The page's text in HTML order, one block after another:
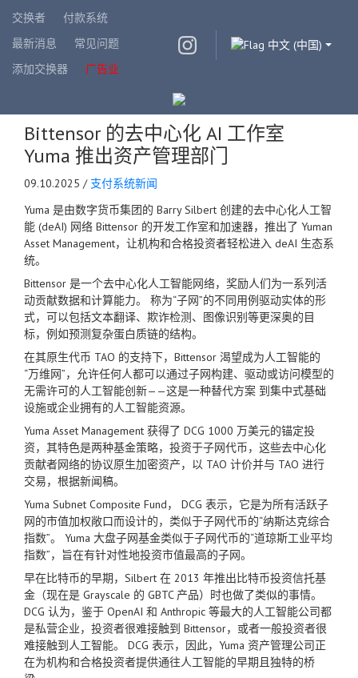
交换者
付款系统
最新消息
常见问题
添加交换器
广告业
中文 (中国)
Bittensor 的去中心化 AI 工作室
Yuma 推出资产管理部门
09.10.2025 / 支付系统新闻
Yuma 是由数字货币集团的 Barry Silbert 创建的去中心化人工智
能 (deAI) 网络 Bittensor 的开发工作室和加速器，推出了 Yuman
Asset Management，让机构和合格投资者轻松进入 deAI 生态系
统。
Bittensor 是一个去中心化人工智能网络，奖励人们为一系列活
动贡献数据和计算能力。 称为“子网”的不同用例驱动实体的形
式，可以包括文本翻译、欺诈检测、图像识别等更深奥的目
标，例如预测复杂蛋白质链的结构。
在其原生代币 TAO 的支持下，Bittensor 渴望成为人工智能的
“万维网”，允许任何人都可以通过子网构建、驱动或访问模型的
无需许可的人工智能创新——这是一种替代方案 到集中式基础
设施或企业拥有的人工智能资源。
Yuma Asset Management 获得了 DCG 1000 万美元的锚定投
资，其特色是两种基金策略，投资于子网代币，这些去中心化
贡献者网络的协议原生加密资产，以 TAO 计价并与 TAO 进行
交易，根据新闻稿。
Yuma Subnet Composite Fund， DCG 表示，它是为所有活跃子
网的市值加权敞口而设计的，类似于子网代币的“纳斯达克综合
指数”。 Yuma 大盘子网基金类似于子网代币的“道琼斯工业平均
指数”，旨在有针对性地投资市值最高的子网。
早在比特币的早期，Silbert 在 2013 年推出比特币投资信托基
金（现在是 Grayscale 的 GBTC 产品）时也做了类似的事情。
DCG 认为，鉴于 OpenAI 和 Anthropic 等最大的人工智能公司都
是私营企业，投资者很难接触到 Bittensor，或者一般投资者很
难接触到人工智能。 DCG 表示，因此，Yuma 资产管理公司正
在为机构和合格投资者提供通往人工智能的早期且独特的桥